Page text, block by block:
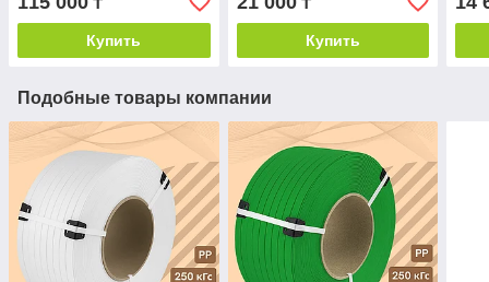
Купить Купить
Подобные товары компании